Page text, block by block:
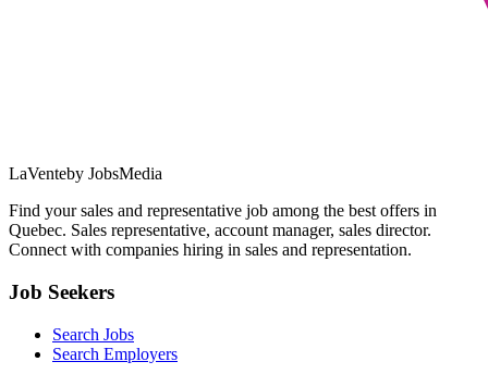
LaVenteby JobsMedia
Find your sales and representative job among the best offers in
Quebec. Sales representative, account manager, sales director.
Connect with companies hiring in sales and representation.
Job Seekers
Search Jobs
Search Employers